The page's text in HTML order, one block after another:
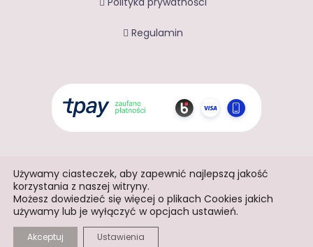
Regulamin
2025 © Terasfera. Wszelkie prawa zastrzeżone.
Używamy ciasteczek, aby zapewnić najlepszą jakość
korzystania z naszej witryny.
Możesz dowiedzieć się więcej o plikach Cookies jakich
używamy lub je wyłączyć w opcjach ustawień.
Akceptuj Ustawienia